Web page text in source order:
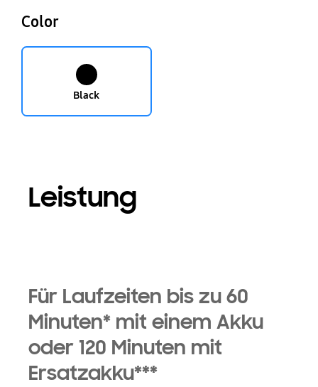
Color
Black
Leistung
Für Laufzeiten bis zu 60
Minuten* mit einem Akku
oder 120 Minuten mit
Ersatzakku***